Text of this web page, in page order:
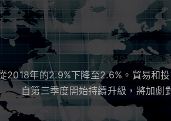
2019年6月全
2018年的2.9%下降至2.6%。貿易和
自第三季度開始持續升級，將加劇